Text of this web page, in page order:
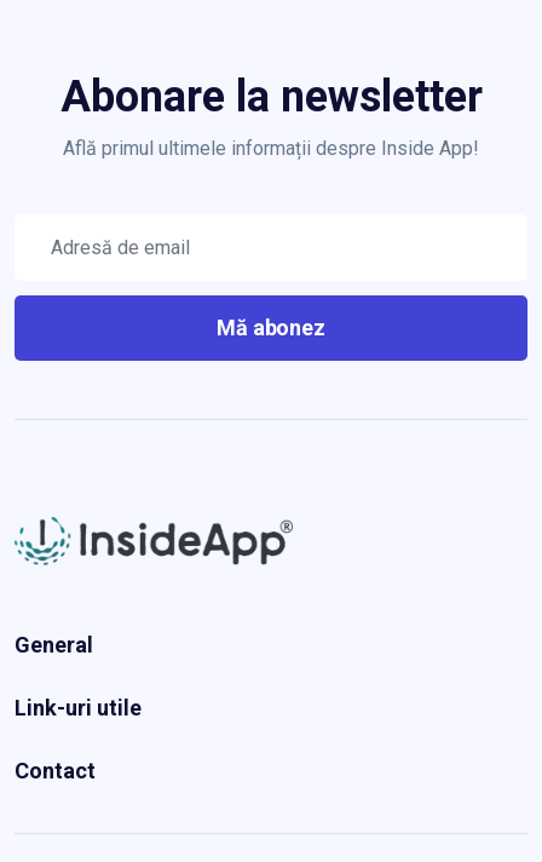
Abonare la newsletter
Află primul ultimele informații despre Inside App!
Mă abonez
General
Link-uri utile
Contact